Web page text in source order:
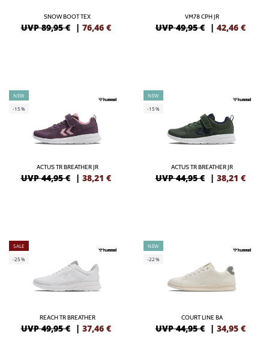
SNOW BOOT TEX
UVP 89,95 € | 76,46 €
VM78 CPH JR
UVP 49,95 € | 42,46 €
NEW
-15%
ACTUS TR BREATHER JR
UVP 44,95 € | 38,21 €
NEW
-15%
ACTUS TR BREATHER JR
UVP 44,95 € | 38,21 €
SALE
-25%
REACH TR BREATHER
UVP 49,95 € | 37,46 €
NEW
-22%
COURT LINE BA
UVP 44,95 € | 34,95 €